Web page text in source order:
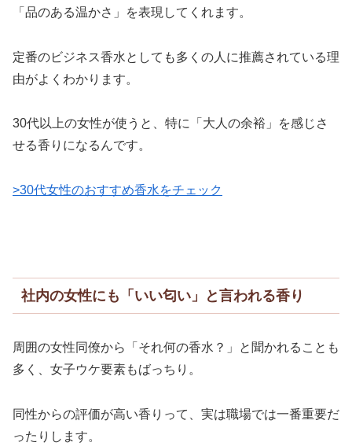
「品のある温かさ」を表現してくれます。
定番のビジネス香水としても多くの人に推薦されている理
由がよくわかります。
30代以上の女性が使うと、特に「大人の余裕」を感じさ
せる香りになるんです。
>30代女性のおすすめ香水をチェック
社内の女性にも「いい匂い」と言われる香り
周囲の女性同僚から「それ何の香水？」と聞かれることも
多く、女子ウケ要素もばっちり。
同性からの評価が高い香りって、実は職場では一番重要だ
ったりします。